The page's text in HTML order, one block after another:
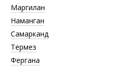
Маргилан
Наманган
Самарканд
Термез
Фергана